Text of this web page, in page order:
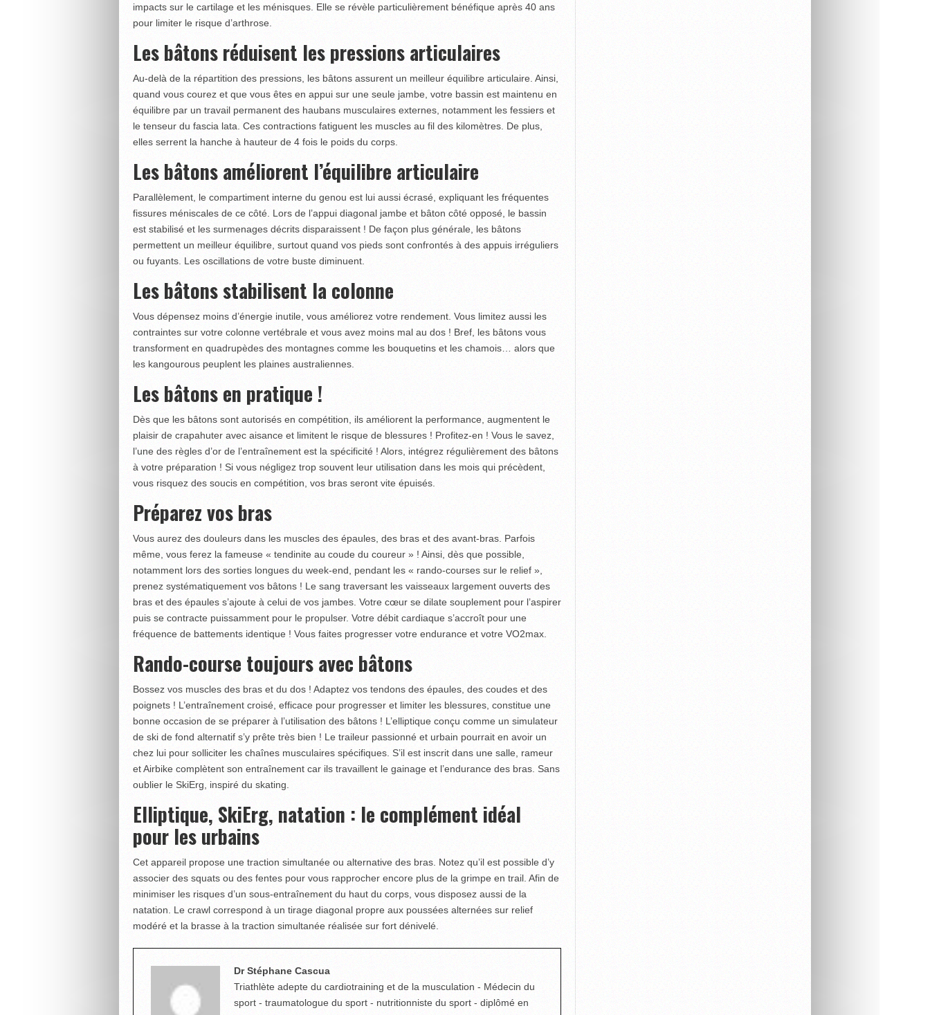
impacts sur le cartilage et les ménisques. Elle se révèle particulièrement bénéfique après 40 ans
pour limiter le risque d’arthrose.
Les bâtons réduisent les pressions articulaires
Au-delà de la répartition des pressions, les bâtons assurent un meilleur équilibre articulaire. Ainsi,
quand vous courez et que vous êtes en appui sur une seule jambe, votre bassin est maintenu en
équilibre par un travail permanent des haubans musculaires externes, notamment les fessiers et
le tenseur du fascia lata. Ces contractions fatiguent les muscles au fil des kilomètres. De plus,
elles serrent la hanche à hauteur de 4 fois le poids du corps.
Les bâtons améliorent l’équilibre articulaire
Parallèlement, le compartiment interne du genou est lui aussi écrasé, expliquant les fréquentes
fissures méniscales de ce côté. Lors de l’appui diagonal jambe et bâton côté opposé, le bassin
est stabilisé et les surmenages décrits disparaissent ! De façon plus générale, les bâtons
permettent un meilleur équilibre, surtout quand vos pieds sont confrontés à des appuis irréguliers
ou fuyants. Les oscillations de votre buste diminuent.
Les bâtons stabilisent la colonne
Vous dépensez moins d’énergie inutile, vous améliorez votre rendement. Vous limitez aussi les
contraintes sur votre colonne vertébrale et vous avez moins mal au dos ! Bref, les bâtons vous
transforment en quadrupèdes des montagnes comme les bouquetins et les chamois… alors que
les kangourous peuplent les plaines australiennes.
Les bâtons en pratique !
Dès que les bâtons sont autorisés en compétition, ils améliorent la performance, augmentent le
plaisir de crapahuter avec aisance et limitent le risque de blessures ! Profitez-en ! Vous le savez,
l’une des règles d’or de l’entraînement est la spécificité ! Alors, intégrez régulièrement des bâtons
à votre préparation ! Si vous négligez trop souvent leur utilisation dans les mois qui précèdent,
vous risquez des soucis en compétition, vos bras seront vite épuisés.
Préparez vos bras
Vous aurez des douleurs dans les muscles des épaules, des bras et des avant-bras. Parfois
même, vous ferez la fameuse « tendinite au coude du coureur » ! Ainsi, dès que possible,
notamment lors des sorties longues du week-end, pendant les « rando-courses sur le relief »,
prenez systématiquement vos bâtons ! Le sang traversant les vaisseaux largement ouverts des
bras et des épaules s’ajoute à celui de vos jambes. Votre cœur se dilate souplement pour l’aspirer
puis se contracte puissamment pour le propulser. Votre débit cardiaque s’accroît pour une
fréquence de battements identique ! Vous faites progresser votre endurance et votre VO2max.
Rando-course toujours avec bâtons
Bossez vos muscles des bras et du dos ! Adaptez vos tendons des épaules, des coudes et des
poignets ! L’entraînement croisé, efficace pour progresser et limiter les blessures, constitue une
bonne occasion de se préparer à l’utilisation des bâtons ! L’elliptique conçu comme un simulateur
de ski de fond alternatif s’y prête très bien ! Le traileur passionné et urbain pourrait en avoir un
chez lui pour solliciter les chaînes musculaires spécifiques. S’il est inscrit dans une salle, rameur
et Airbike complètent son entraînement car ils travaillent le gainage et l’endurance des bras. Sans
oublier le SkiErg, inspiré du skating.
Elliptique, SkiErg, natation : le complément idéal
pour les urbains
Cet appareil propose une traction simultanée ou alternative des bras. Notez qu’il est possible d’y
associer des squats ou des fentes pour vous rapprocher encore plus de la grimpe en trail. Afin de
minimiser les risques d’un sous-entraînement du haut du corps, vous disposez aussi de la
natation. Le crawl correspond à un tirage diagonal propre aux poussées alternées sur relief
modéré et la brasse à la traction simultanée réalisée sur fort dénivelé.
Dr Stéphane Cascua
Triathlète adepte du cardiotraining et de la musculation - Médecin du
sport - traumatologue du sport - nutritionniste du sport - diplômé en